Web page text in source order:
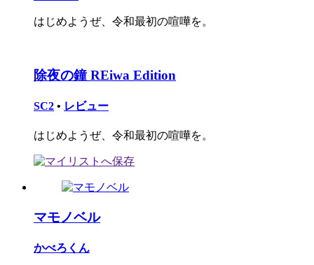
はじめようぜ、令和最初の喧嘩を。
除夜の鐘 REiwa Edition
SC2 • レビュー
はじめようぜ、令和最初の喧嘩を。
マモノベル
かべろくん